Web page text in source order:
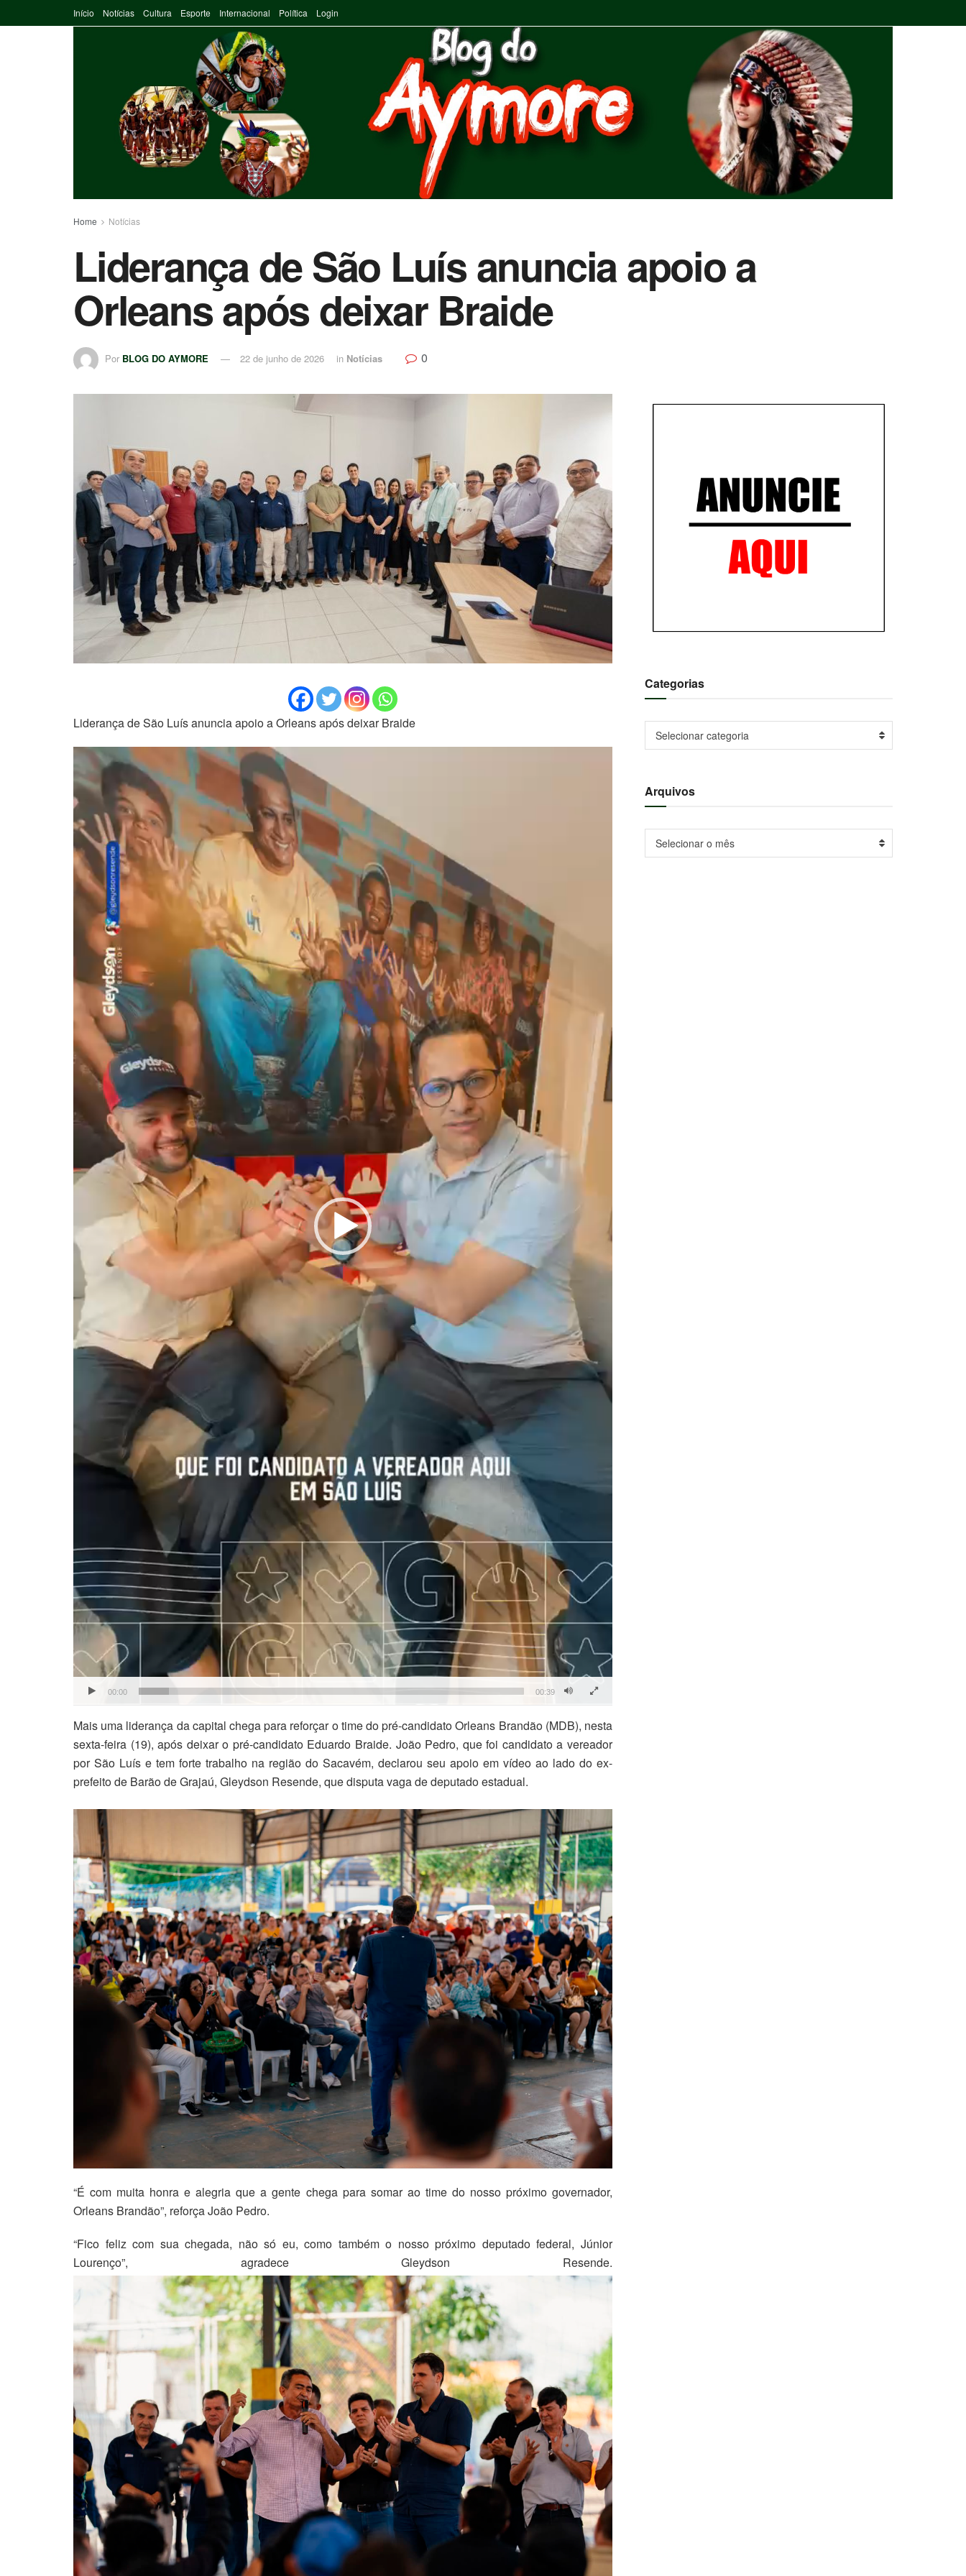
Início Notícias Cultura Esporte Internacional Política Login
Home Notícias
Liderança de São Luís anuncia apoio a
Orleans após deixar Braide
Por BLOG DO AYMORE 22 de junho de 2026 in Notícias 0
Liderança de São Luís anuncia apoio a Orleans após deixar Braide
Tocador
vídeo
00:00 00:39
Mais uma liderança da capital chega para reforçar o time do pré-candidato Orleans Brandão (MDB), nesta
sexta-feira (19), após deixar o pré-candidato Eduardo Braide. João Pedro, que foi candidato a vereador
por São Luís e tem forte trabalho na região do Sacavém, declarou seu apoio em vídeo ao lado do ex-
prefeito de Barão de Grajaú, Gleydson Resende, que disputa vaga de deputado estadual.
“É com muita honra e alegria que a gente chega para somar ao time do nosso próximo governador,
Orleans Brandão”, reforça João Pedro.
“Fico feliz com sua chegada, não só eu, como também o nosso próximo deputado federal, Júnior
Lourenço”, agradece Gleydson Resende.
Categorias
Categorias
Selecionar categoria
Arquivos
Arquivos
Selecionar o mês